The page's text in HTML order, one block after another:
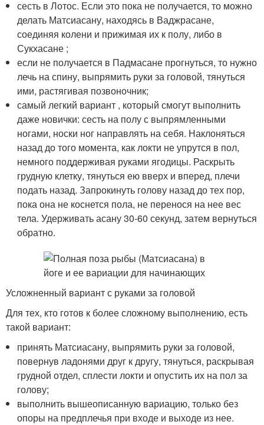
сесть в Лотос. Если это пока не получается, то можно
делать Матсиасану, находясь в Ваджрасане,
соединяя колени и прижимая их к полу, либо в
Сукхасане ;
если не получается в Падмасане прогнуться, то нужно
лечь на спину, выпрямить руки за головой, тянуться
ими, растягивая позвоночник;
самый легкий вариант , который смогут выполнить
даже новички: сесть на полу с выпрямленными
ногами, носки ног направлять на себя. Наклоняться
назад до того момента, как локти не упрутся в пол,
немного поддерживая руками ягодицы. Раскрыть
грудную клетку, тянуться ею вверх и вперед, плечи
подать назад. Запрокинуть голову назад до тех пор,
пока она не коснется пола, не перенося на нее вес
тела. Удерживать асану 30-60 секунд, затем вернуться
обратно.
Усложненный вариант с руками за головой
Для тех, кто готов к более сложному выполнению, есть
такой вариант:
принять Матсиасану, выпрямить руки за головой,
повернув ладонями друг к другу, тянуться, раскрывая
грудной отдел, сплести локти и опустить их на пол за
голову;
выполнить вышеописанную вариацию, только без
опоры на предплечья при входе и выходе из нее.